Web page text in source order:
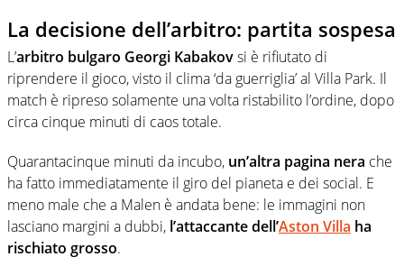
La decisione dell’arbitro: partita sospesa
L’arbitro bulgaro Georgi Kabakovsi è rifiutato di
riprendere il gioco, visto il clima ‘da guerriglia’ al Villa Park. Il
match è ripreso solamente una volta ristabilito l’ordine, dopo
circa cinque minuti di caos totale.
Quarantacinque minuti da incubo, un’altra pagina nera che
ha fatto immediatamente il giro del pianeta e dei social. E
meno male che a Malen è andata bene: le immagini non
lasciano margini a dubbi, l’attaccante dell’Aston Villa ha
rischiato grosso.